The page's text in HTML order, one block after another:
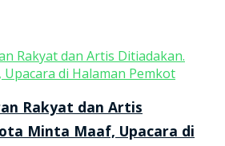
Rakyat dan Artis
Minta Maaf, Upacara di